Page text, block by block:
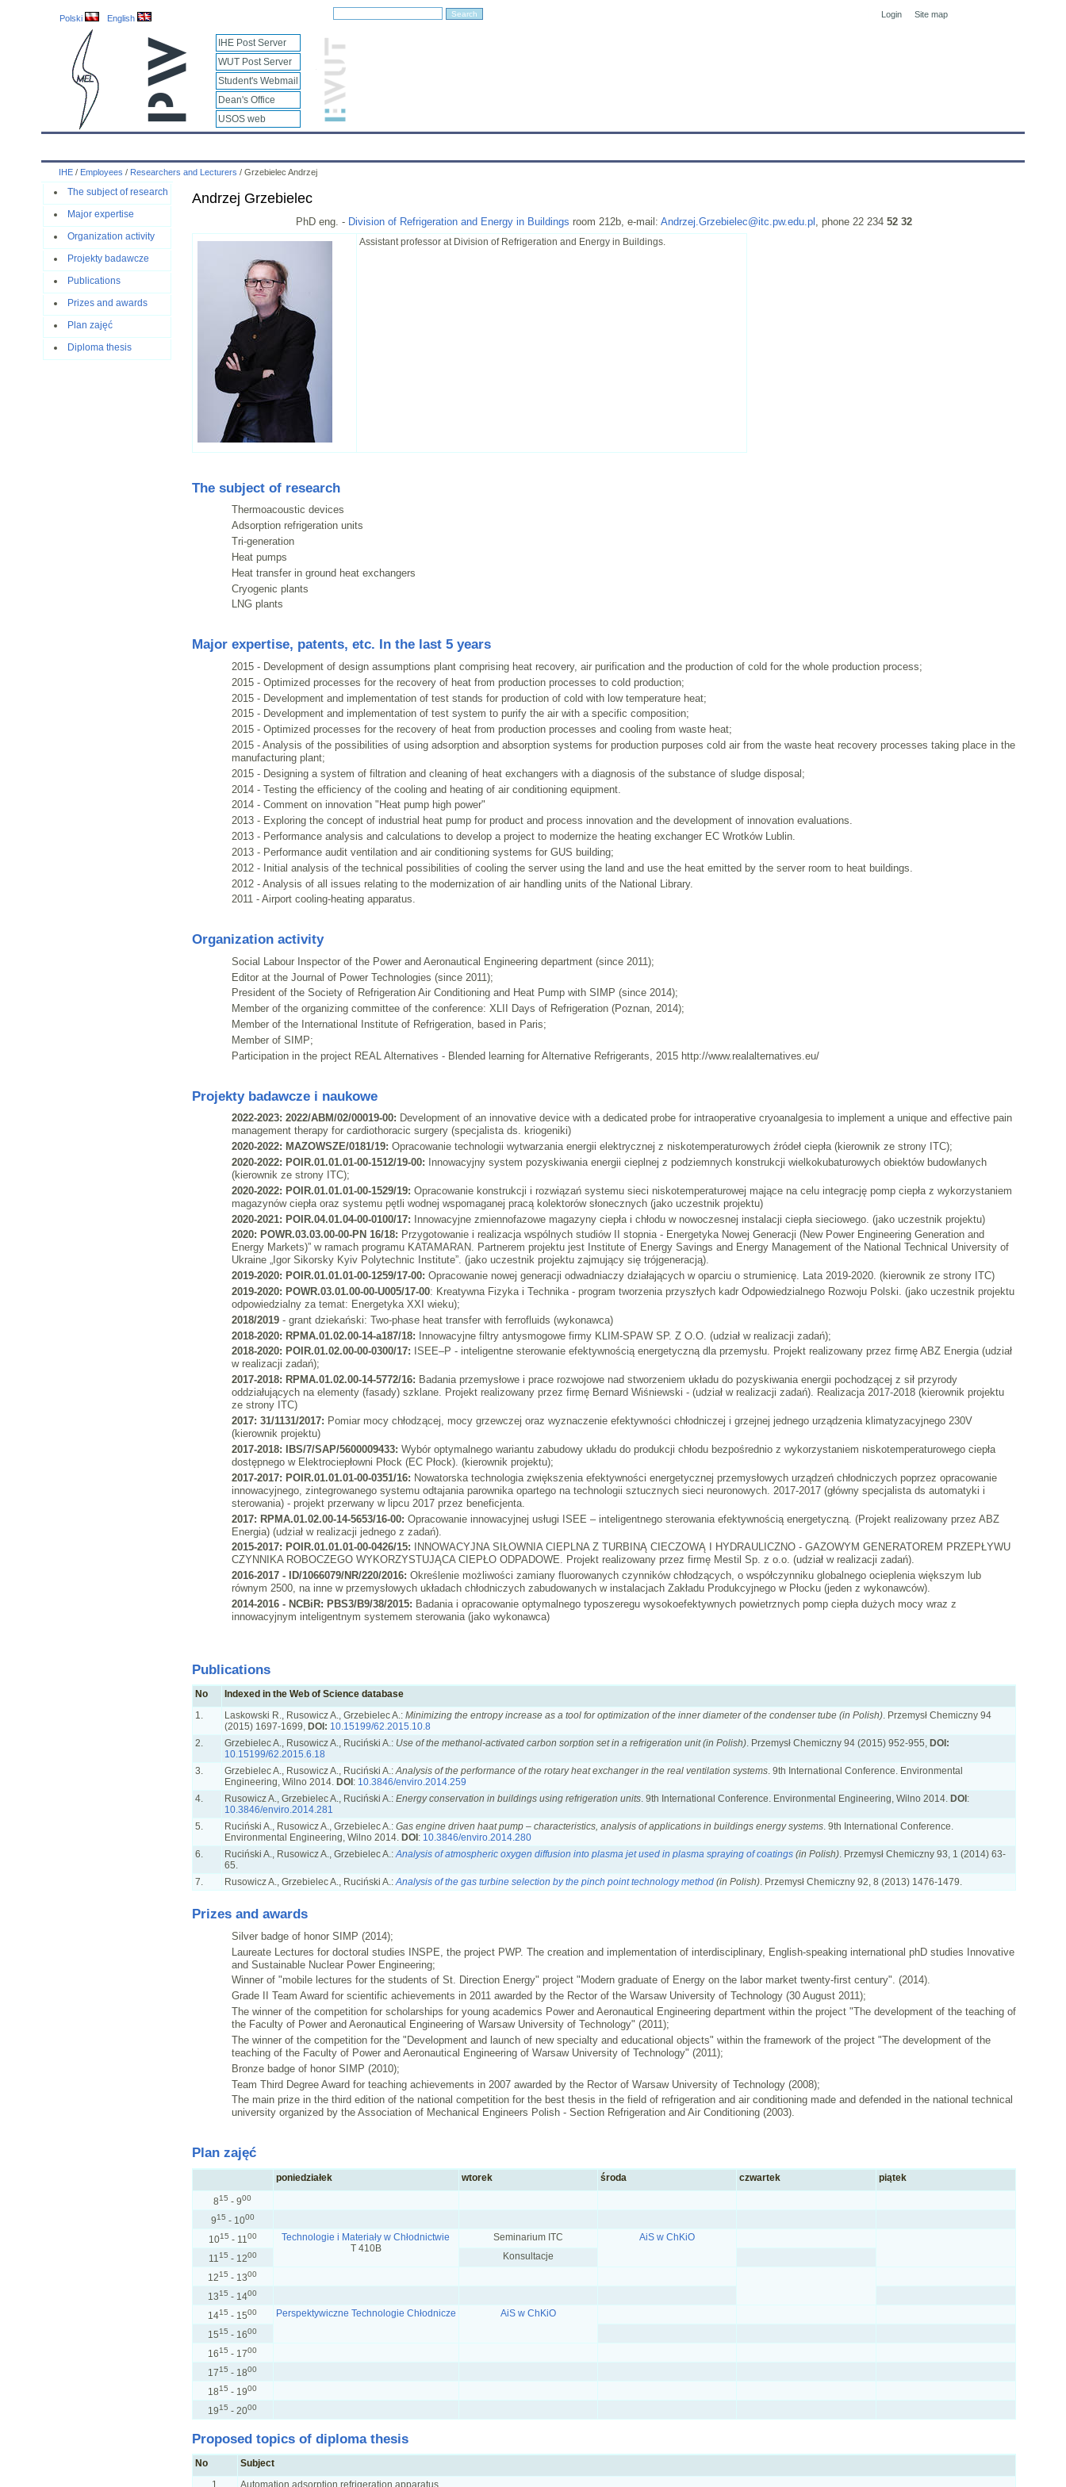
Polski English Site map
Login
IHE Post Server
WUT Post Server
Student's Webmail
Dean's Office
USOS web
IHE / Employees / Researchers and Lecturers / Grzebielec Andrzej
The subject of research
Major expertise
Organization activity
Projekty badawcze
Publications
Prizes and awards
Plan zajęć
Diploma thesis
Andrzej Grzebielec
PhD eng. - Division of Refrigeration and Energy in Buildings room 212b, e-mail:Andrzej.Grzebielec@itc.pw.edu.pl , phone 22 234 52 32
Assistant professor at Division of Refrigeration and Energy in Buildings.
The subject of research
Thermoacoustic devices
Adsorption refrigeration units
Tri-generation
Heat pumps
Heat transfer in ground heat exchangers
Cryogenic plants
LNG plants
Major expertise, patents, etc. In the last 5 years
2015 - Development of design assumptions plant comprising heat recovery, air purification and the production of cold for the whole production process;
2015 - Optimized processes for the recovery of heat from production processes to cold production;
2015 - Development and implementation of test stands for production of cold with low temperature heat;
2015 - Development and implementation of test system to purify the air with a specific composition;
2015 - Optimized processes for the recovery of heat from production processes and cooling from waste heat;
2015 - Analysis of the possibilities of using adsorption and absorption systems for production purposes cold air from the waste heat recovery processes taking place in the
manufacturing plant;
2015 - Designing a system of filtration and cleaning of heat exchangers with a diagnosis of the substance of sludge disposal;
2014 - Testing the efficiency of the cooling and heating of air conditioning equipment.
2014 - Comment on innovation "Heat pump high power"
2013 - Exploring the concept of industrial heat pump for product and process innovation and the development of innovation evaluations.
2013 - Performance analysis and calculations to develop a project to modernize the heating exchanger EC Wrotków Lublin.
2013 - Performance audit ventilation and air conditioning systems for GUS building;
2012 - Initial analysis of the technical possibilities of cooling the server using the land and use the heat emitted by the server room to heat buildings.
2012 - Analysis of all issues relating to the modernization of air handling units of the National Library.
2011 - Airport cooling-heating apparatus.
Organization activity
Social Labour Inspector of the Power and Aeronautical Engineering department (since 2011);
Editor at the Journal of Power Technologies (since 2011);
President of the Society of Refrigeration Air Conditioning and Heat Pump with SIMP (since 2014);
Member of the organizing committee of the conference: XLII Days of Refrigeration (Poznan, 2014);
Member of the International Institute of Refrigeration, based in Paris;
Member of SIMP;
Participation in the project REAL Alternatives - Blended learning for Alternative Refrigerants, 2015 http://www.realalternatives.eu/
Projekty badawcze i naukowe
2022-2023: 2022/ABM/02/00019-00: Development of an innovative device with a dedicated probe for intraoperative cryoanalgesia to implement a unique and effective pain
management therapy for cardiothoracic surgery (specjalista ds. kriogeniki)
2020-2022: MAZOWSZE/0181/19: Opracowanie technologii wytwarzania energii elektrycznej z niskotemperaturowych źródeł ciepła (kierownik ze strony ITC);
2020-2022: POIR.01.01.01-00-1512/19-00: Innowacyjny system pozyskiwania energii cieplnej z podziemnych konstrukcji wielkokubaturowych obiektów budowlanych
(kierownik ze strony ITC);
2020-2022: POIR.01.01.01-00-1529/19: Opracowanie konstrukcji i rozwiązań systemu sieci niskotemperaturowej mające na celu integrację pomp ciepła z wykorzystaniem
magazynów ciepła oraz systemu pętli wodnej wspomaganej pracą kolektorów słonecznych (jako uczestnik projektu)
2020-2021: POIR.04.01.04-00-0100/17: Innowacyjne zmiennofazowe magazyny ciepła i chłodu w nowoczesnej instalacji ciepła sieciowego. (jako uczestnik projektu)
2020: POWR.03.03.00-00-PN 16/18: Przygotowanie i realizacja wspólnych studiów II stopnia - Energetyka Nowej Generacji (New Power Engineering Generation and
Energy Markets)” w ramach programu KATAMARAN. Partnerem projektu jest Institute of Energy Savings and Energy Management of the National Technical University of
Ukraine „Igor Sikorsky Kyiv Polytechnic Institute”. (jako uczestnik projektu zajmujący się trójgeneracją).
2019-2020: POIR.01.01.01-00-1259/17-00: Opracowanie nowej generacji odwadniaczy działających w oparciu o strumienicę. Lata 2019-2020. (kierownik ze strony ITC)
2019-2020: POWR.03.01.00-00-U005/17-00: Kreatywna Fizyka i Technika - program tworzenia przyszłych kadr Odpowiedzialnego Rozwoju Polski. (jako uczestnik projektu
odpowiedzialny za temat: Energetyka XXI wieku);
2018/2019- grant dziekański: Two-phase heat transfer with ferrofluids (wykonawca)
2018-2020: RPMA.01.02.00-14-a187/18: Innowacyjne filtry antysmogowe firmy KLIM-SPAW SP. Z O.O. (udział w realizacji zadań);
2018-2020: POIR.01.02.00-00-0300/17: ISEE–P - inteligentne sterowanie efektywnością energetyczną dla przemysłu. Projekt realizowany przez firmę ABZ Energia (udział
w realizacji zadań);
2017-2018: RPMA.01.02.00-14-5772/16: Badania przemysłowe i prace rozwojowe nad stworzeniem układu do pozyskiwania energii pochodzącej z sił przyrody
oddziałujących na elementy (fasady) szklane. Projekt realizowany przez firmę Bernard Wiśniewski - (udział w realizacji zadań). Realizacja 2017-2018 (kierownik projektu
ze strony ITC)
2017: 31/1131/2017: Pomiar mocy chłodzącej, mocy grzewczej oraz wyznaczenie efektywności chłodniczej i grzejnej jednego urządzenia klimatyzacyjnego 230V
(kierownik projektu)
2017-2018: IBS/7/SAP/5600009433: Wybór optymalnego wariantu zabudowy układu do produkcji chłodu bezpośrednio z wykorzystaniem niskotemperaturowego ciepła
dostępnego w Elektrociepłowni Płock (EC Płock). (kierownik projektu);
2017-2017: POIR.01.01.01-00-0351/16: Nowatorska technologia zwiększenia efektywności energetycznej przemysłowych urządzeń chłodniczych poprzez opracowanie
innowacyjnego, zintegrowanego systemu odtajania parownika opartego na technologii sztucznych sieci neuronowych. 2017-2017 (główny specjalista ds automatyki i
sterowania) - projekt przerwany w lipcu 2017 przez beneficjenta.
2017: RPMA.01.02.00-14-5653/16-00: Opracowanie innowacyjnej usługi ISEE – inteligentnego sterowania efektywnością energetyczną. (Projekt realizowany przez ABZ
Energia) (udział w realizacji jednego z zadań).
2015-2017: POIR.01.01.01-00-0426/15: INNOWACYJNA SIŁOWNIA CIEPLNA Z TURBINĄ CIECZOWĄ I HYDRAULICZNO - GAZOWYM GENERATOREM PRZEPŁYWU
CZYNNIKA ROBOCZEGO WYKORZYSTUJĄCA CIEPŁO ODPADOWE. Projekt realizowany przez firmę Mestil Sp. z o.o. (udział w realizacji zadań).
2016-2017 -
ID/1066079/NR/220/2016: Określenie możliwości zamiany fluorowanych czynników chłodzących, o współczynniku globalnego ocieplenia większym lub
równym 2500, na inne w przemysłowych układach chłodniczych zabudowanych w instalacjach Zakładu Produkcyjnego w Płocku (jeden z wykonawców).
2014-2016 - NCBiR: PBS3/B9/38/2015: Badania i opracowanie optymalnego typoszeregu wysokoefektywnych powietrznych pomp ciepła dużych mocy wraz z
innowacyjnym inteligentnym systemem sterowania (jako wykonawca)
Publications
No
Indexed in the Web of Science database
1.
Laskowski R., Rusowicz A., Grzebielec A.: Minimizing the entropy increase as a tool for optimization of the inner diameter of the condenser tube (in Polish). Przemysł Chemiczny 94
(2015) 1697-1699, DOI: 10.15199/62.2015.10.8
2.
Grzebielec A., Rusowicz A., Ruciński A.: Use of the methanol-activated carbon sorption set in a refrigeration unit (in Polish). Przemysł Chemiczny 94 (2015) 952-955, DOI:
10.15199/62.2015.6.18
3.
Grzebielec A., Rusowicz A., Ruciński A.:Analysis of the performance of the rotary heat exchanger in the real ventilation systems. 9th International Conference. Environmental
Engineering, Wilno 2014. DOI : 10.3846/enviro.2014.259
4.
Rusowicz A., Grzebielec A., Ruciński A.: Energy conservation in buildings using refrigeration units. 9th International Conference. Environmental Engineering, Wilno 2014. DOI :
10.3846/enviro.2014.281
5.
Ruciński A., Rusowicz A., Grzebielec A.: Gas engine driven haat pump – characteristics, analysis of applications in buildings energy systems. 9th International Conference.
Environmental Engineering, Wilno 2014. DOI : 10.3846/enviro.2014.280
6.
Ruciński A., Rusowicz A., Grzebielec A.:Analysis of atmospheric oxygen diffusion into plasma jet used in plasma spraying of coatings (in Polish). Przemysł Chemiczny 93, 1 (2014) 63-
65.
7.
Rusowicz A., Grzebielec A., Ruciński A.:Analysis of the gas turbine selection by the pinch point technology method(in Polish). Przemysł Chemiczny 92, 8 (2013) 1476-1479.
Prizes and awards
Silver badge of honor SIMP (2014);
Laureate Lectures for doctoral studies INSPE, the project PWP. The creation and implementation of interdisciplinary, English-speaking international phD studies Innovative
and Sustainable Nuclear Power Engineering;
Winner of "mobile lectures for the students of St. Direction Energy" project "Modern graduate of Energy on the labor market twenty-first century". (2014).
Grade II Team Award for scientific achievements in 2011 awarded by the Rector of the Warsaw University of Technology (30 August 2011);
The winner of the competition for scholarships for young academics Power and Aeronautical Engineering department within the project "The development of the teaching of
the Faculty of Power and Aeronautical Engineering of Warsaw University of Technology" (2011);
The winner of the competition for the "Development and launch of new specialty and educational objects" within the framework of the project "The development of the
teaching of the Faculty of Power and Aeronautical Engineering of Warsaw University of Technology" (2011);
Bronze badge of honor SIMP (2010);
Team Third Degree Award for teaching achievements in 2007 awarded by the Rector of Warsaw University of Technology (2008);
The main prize in the third edition of the national competition for the best thesis in the field of refrigeration and air conditioning made and defended in the national technical
university organized by the Association of Mechanical Engineers Polish - Section Refrigeration and Air Conditioning (2003).
Plan zajęć
poniedziałek wtorek środa czwartek piątek
815 - 900
915 - 1000
1015 - 11 00
Technologie i Materiały w Chłodnictwie
T 410B
Seminarium ITC
AiS w ChKiO
11 15 - 1200
Konsultacje
1215 - 1300
1315 - 1400
1415 - 1500 Perspektywiczne Technologie Chłodnicze
AiS w ChKiO
1515 - 1600
1615 - 1700
1715 - 1800
1815 - 1900
1915 - 2000
Proposed topics of diploma thesis
No
Subject
1
Automation adsorption refrigeration apparatus